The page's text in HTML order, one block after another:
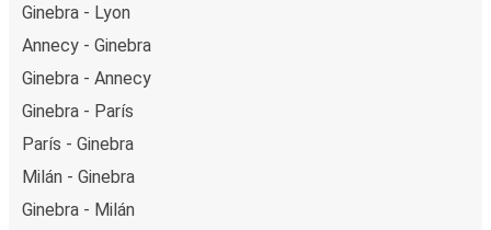
Ginebra - Lyon
Annecy - Ginebra
Ginebra - Annecy
Ginebra - París
París - Ginebra
Milán - Ginebra
Ginebra - Milán